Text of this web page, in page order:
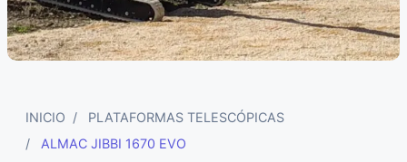
INICIO
PLATAFORMAS TELESCÓPICAS
ALMAC JIBBI 1670 EVO